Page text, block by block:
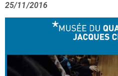
25/11/2016